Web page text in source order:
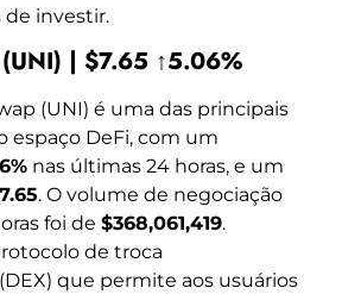
de investir.
| $7.65 ↑5.06%
(UNI) é uma das principais
espaço DeFi, com um
nas últimas 24 horas, e um
. O volume de negociação
foi de $368,061,419.
de troca
que permite aos usuários